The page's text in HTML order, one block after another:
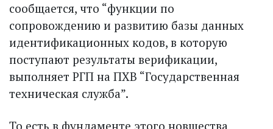
сообщается, что “функции по
сопровождению и развитию базы данных
идентификационных кодов, в которую
поступают результаты верификации,
выполняет РГП на ПХВ “Государственная
техническая служба”.
То есть в фундаменте этого новшества